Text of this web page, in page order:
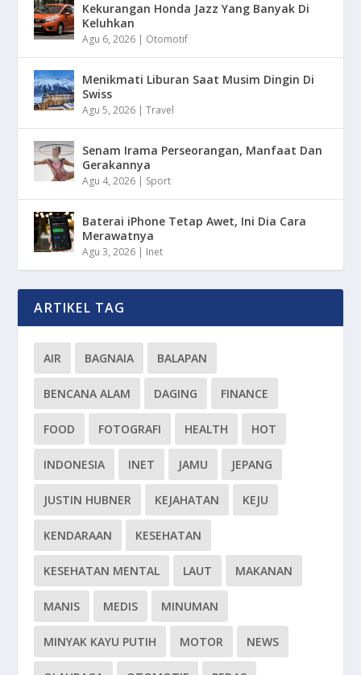
Kekurangan Honda Jazz Yang Banyak Di
Keluhkan
Agu 6, 2026 | Otomotif
Menikmati Liburan Saat Musim Dingin Di
Swiss
Agu 5, 2026 |Travel
Senam Irama Perseorangan, Manfaat Dan
Gerakannya
Agu 4, 2026 | Sport
Baterai iPhone Tetap Awet, Ini Dia Cara
Merawatnya
Agu 3, 2026 | Inet
ARTIKEL TAG
AIR BAGNAIA BALAPAN
BENCANA ALAM DAGING FINANCE
FOOD FOTOGRAFI HEALTH HOT
INDONESIA INET JAMU JEPANG
JUSTIN HUBNER KEJAHATAN KEJU
KENDARAAN KESEHATAN
KESEHATAN MENTAL LAUT MAKANAN
MANIS MEDIS MINUMAN
MINYAK KAYU PUTIH MOTOR NEWS